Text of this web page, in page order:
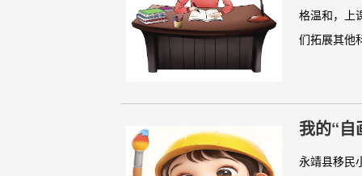
格温和，上
们拓展其他
我的“自
永靖县移民